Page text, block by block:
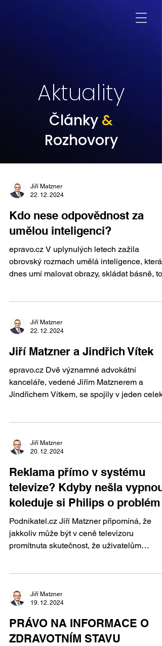
Aktuality
Články &
Rozhovory
Jiří Matzner
22. 12. 2024
Kdo nese odpovědnost za
umělou inteligenci?
epravo.cz V uplynulých letech zažila
obrovský rozmach umělá inteligence, která
dnes umí malovat obrazy, skládat básně,
Jiří Matzner
22. 12. 2024
Jiří Matzner a Jindřich Vítek
epravo.cz Dvě významné advokátní
kanceláře, vedené Jiřím Matznerem a
Jindřichem Vítkem, se spojily v jeden celek.
Jiří Matzner
20. 12. 2024
Reklama přímo v systému
televize? Kdyby nešla
koleduje si Philips o problém
Podnikatel.cz Jiří Matzner připomíná, že
jakkoliv může být v ceně televizoru
promítnuta skutečnost, že uživatelům
Jiří Matzner
19. 12. 2024
PRÁVO NA INFORMACE O
ZDRAVOTNÍM STAVU